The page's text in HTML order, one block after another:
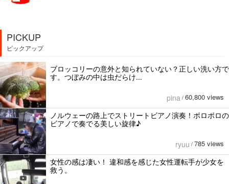
PICKUP
ピックアップ
ブロッコリーの意外と知られていない？正しい洗い方で
す。つぼみの中は虫だらけ...
pina / 60,800 views
ノルウェーの路上でストリートビアノ演奏！ボロボロの
ビアノで奏でる美しい旋律♪
ryuu / 785 views
女性の感は凄い！ 違和感を感じた女性運転手が少女を
救う。